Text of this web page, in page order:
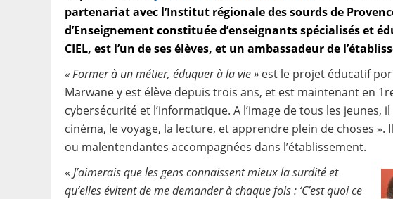
partenariat avec l’Institut régionale des sourds de
d’Enseignement constituée d’enseignants spécialisés et
CIEL, est l’un de ses élèves, et un ambassadeur de
« Former à un métier, éduquer à la vie » est le projet éducatif
Marwane y est élève depuis trois ans, et est maintenant en
cybersécurité et l’informatique. A l’image de tous les jeunes,
cinéma, le voyage, la lecture, et apprendre plein de choses
ou malentendantes accompagnées dans l’établissement.
« J’aimerais que les gens connaissent mieux la surdité et
qu’elles évitent de me demander à chaque fois : ‘C’est quoi ce